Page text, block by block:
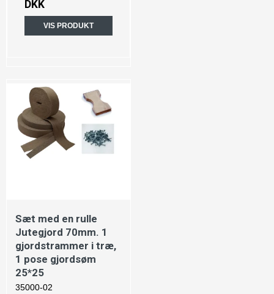
DKK
VIS PRODUKT
Sæt med en rulle
Jutegjord 70mm. 1
gjordstrammer i træ,
1 pose gjordsøm
25*25
35000-02